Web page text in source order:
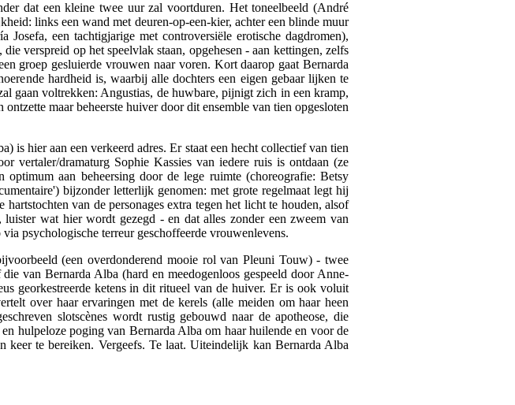
dat een kleine twee uur zal voortduren. Het toneelbeeld (André
links een wand met deuren-op-een-kier, achter een blinde muur
een tachtigjarige met controversiële erotische dagdromen),
verspreid op het speelvlak staan, opgehesen - aan kettingen, zelfs
groep gesluierde vrouwen naar voren. Kort daarop gaat Bernarda
hardheid is, waarbij alle dochters een eigen gebaar lijken te
gaan voltrekken: Angustias, de huwbare, pijnigt zich in een kramp,
maar beheerste huiver door dit ensemble van tien opgesloten
is hier aan een verkeerd adres. Er staat een hecht collectief van tien
vertaler/dramaturg Sophie Kassies van iedere ruis is ontdaan (ze
optimum aan beheersing door de lege ruimte (choreografie: Betsy
bijzonder letterlijk genomen: met grote regelmaat legt hij
van de personages extra tegen het licht te houden, alsof
wat hier wordt gezegd - en dat alles zonder een zweem van
psychologische terreur geschoffeerde vrouwenlevens.
(een overdonderend mooie rol van Pleuni Touw) - twee
van Bernarda Alba (hard en meedogenloos gespeeld door Anne-
georkestreerde ketens in dit ritueel van de huiver. Er is ook voluit
over haar ervaringen met de kerels (alle meiden om haar heen
slotscènes wordt rustig gebouwd naar de apotheose, die
hulpeloze poging van Bernarda Alba om haar huilende en voor de
keer te bereiken. Vergeefs. Te laat. Uiteindelijk kan Bernarda Alba